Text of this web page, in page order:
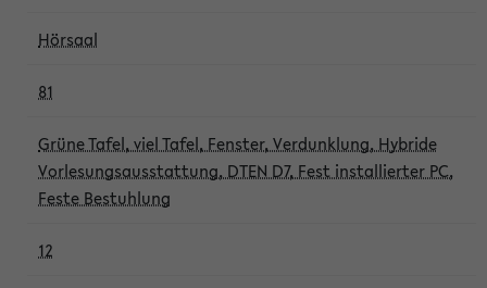
Hörsaal
81
Grüne Tafel, viel Tafel, Fenster, Verdunklung, Hybride
Vorlesungsausstattung, DTEN D7, Fest installierter PC,
Feste Bestuhlung
12